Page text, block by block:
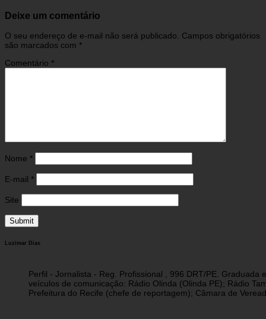
Deixe um comentário
O seu endereço de e-mail não será publicado. Campos obrigatórios
são marcados com *
Comentário *
Nome *
E-mail *
Site
Luzimar Dias
Perfil - Jornalista - Reg. Profissional , 996 DRT/PE.
veículos de comunicação: Rádio Olinda (Olinda PE); Rádio
Prefeitura do Recife (chefe de reportagem); Câmara de